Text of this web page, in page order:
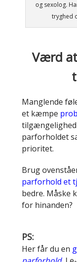
og sexolog.
tryghed
Værd
Manglende
et kæmpe
tilgængelighed
parforholdet
prioritet.
Brug
parforhold et
bedre. Måske
for hinanden?
PS:
Her får du en